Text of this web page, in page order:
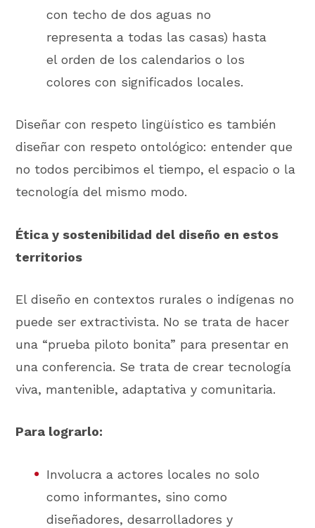
con techo de dos aguas no
representa a todas las casas) hasta
el orden de los calendarios o los
colores con significados locales.
Diseñar con respeto lingüístico es también
diseñar con respeto ontológico: entender que
no todos percibimos el tiempo, el espacio o la
tecnología del mismo modo.
Ética y sostenibilidad del diseño en estos
territorios
El diseño en contextos rurales o indígenas no
puede ser extractivista. No se trata de hacer
una “prueba piloto bonita” para presentar en
una conferencia. Se trata de crear tecnología
viva, mantenible, adaptativa y comunitaria.
Para lograrlo:
Involucra a actores locales no solo
como informantes, sino como
diseñadores, desarrolladores y